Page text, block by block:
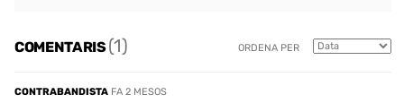
COMENTARIS(1) ORDENA PER
CONTRABANDISTA FA 2 MESOS